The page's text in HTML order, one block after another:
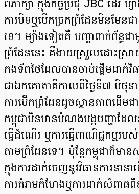
ពិភាក្សា ក្នុងកិច្ចប្រជុំ JBC ដែរ
ការបិទឬបើកច្រកព្រំដែនមិនមែនជ
ទេ។ ម្យ៉ាងទៀតគឺ បញ្ហាពាក់ព័ន្ធជ
ព្រំដែននេះ គឺងាយស្រួលដោះស្រ
កងទ័ពថៃដែលបានចាប់ផ្ដើមដាក់វិ
ជាឯកតោភាគីកាលពីថ្ងៃទី៧ មិថុនា
ការបើកព្រំដែនដូចស្ថានភាពដើ
កម្ពុជាមិនមានបំណងបង្កបញ្ហាដែ
ធ្វើដំណើរ ឬការធ្វើពាណិជ្ជកម្មរប
តាមព្រំដែនទេ។ ប៉ុន្តែកម្ពុជាក៏មាន
ក្នុងការដាក់ចេញនូវវិធានការនាន
ការគំរាមកំហែងឬការដាក់សំពាធ